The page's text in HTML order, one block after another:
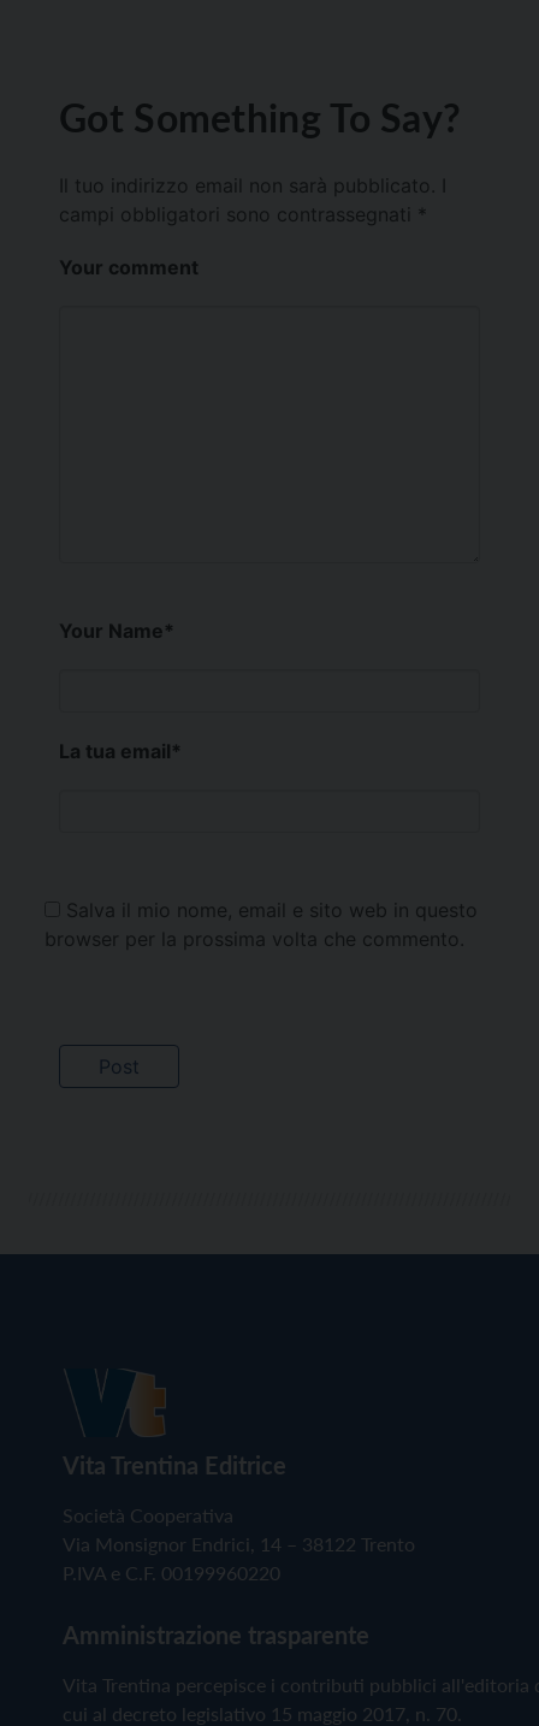
Got Something To Say?
Il tuo indirizzo email non sarà pubblicato.
campi obbligatori sono contrassegnati *
Your comment
Your Name*
La tua email*
Salva il mio nome, email e sito web in questo
browser per la prossima volta che commento.
Vita Trentina Editrice
Società Cooperativa
Via Monsignor Endrici, 14 – 38122 Trento
P.IVA e C.F. 00199960220
Amministrazione trasparente
Vita Trentina percepisce i contributi pubblici all'editoria
cui al decreto legislativo 15 maggio 2017, n. 70.